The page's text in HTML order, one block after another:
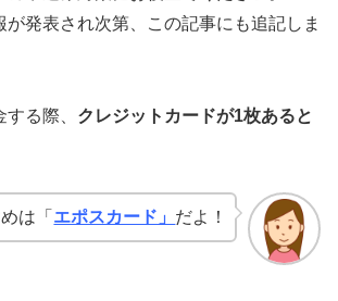
が発表され次第、この記事にも追記しま
る際、 クレジットカードが1枚あると
は「 エポスカード」 だよ！